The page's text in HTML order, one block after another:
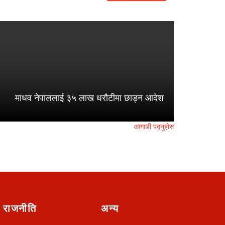
माधव नेपाललाई ३५ लाख धरौटीमा छाड्न आदेश
आगाडी पद्नुहोस
राजनीति अन्य